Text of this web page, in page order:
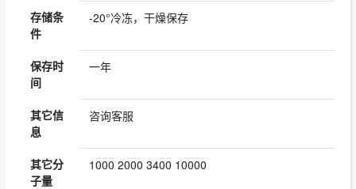
存储条
件
-20°冷冻，干燥保存
保存时
间
一年
其它信
息
咨询客服
其它分
子量
1000 2000 3400 10000